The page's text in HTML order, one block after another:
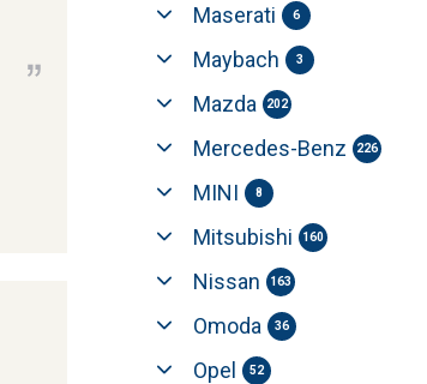
Maserati 6
Maybach 3
Mazda 202
Mercedes-Benz 226
MINI 8
Mitsubishi 160
Nissan 163
Omoda 36
Opel 52